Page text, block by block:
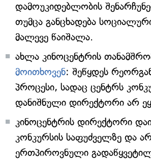
დამოუკიდებლობის
თუმცა განცხადება
მალევე წაიშალა.
ახლა კინოცენტრის
მოითხოვენ: შეწყდეს
პროცესი, სადაც ცენტრს
დანიშნული დირექტორი არ
კინოცენტრის დირექტორი
კონკურსის საფუძველზე და
ერთპიროვნული